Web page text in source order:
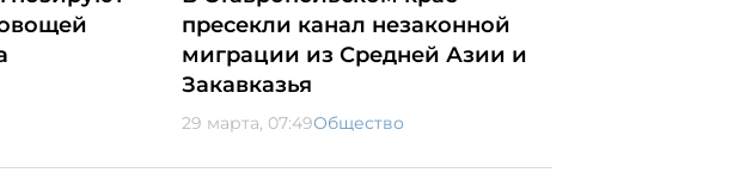
пресекли канал незаконной
миграции из Средней Азии и
Закавказья
29 марта, 07:49Общество